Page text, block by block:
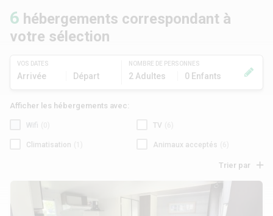
VOS DATES
Arrivée Départ
NOMBRE DE PERSONNES
2 Adultes 0 Enfants
6 hébergements correspondant à
votre sélection
Afficher les hébergements avec:
Wifi TV
Climatisation Animaux acceptés
Trier par